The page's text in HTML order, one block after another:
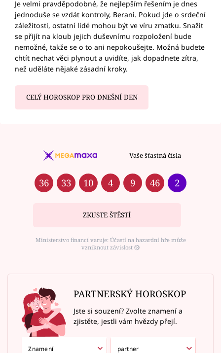
Je velmi pravděpodobné, že nejlepším řešením je dnes
jednoduše se vzdát kontroly, Berani. Pokud jde o srdeční
záležitosti, ostatní lidé mohou být ve víru zmatku. Snažit
se přijít na kloub jejich duševnímu rozpoložení bude
nemožné, takže se o to ani nepokoušejte. Možná budete
chtít nechat věci plynout a uvidíte, jak dopadnete zítra,
než uděláte nějaké zásadní kroky.
CELÝ HOROSKOP PRO DNEŠNÍ DEN
Vaše šťastná čísla
36 33 10 4 9 46 2
ZKUSTE ŠTĚSTÍ
Ministerstvo financí varuje: Účastí na hazardní hře může
vzniknout závislost ⑱
PARTNERSKÝ HOROSKOP
Jste si souzení? Zvolte znamení a
zjistěte, jestli vám hvězdy přejí.